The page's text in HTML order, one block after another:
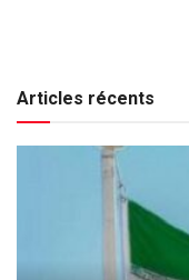
Articles récents